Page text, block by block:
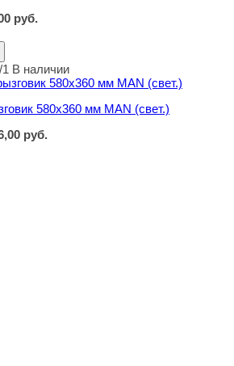
руб.
580х360 мм MAN (свет.)
В наличии
580х360 мм MAN (свет.)
руб.